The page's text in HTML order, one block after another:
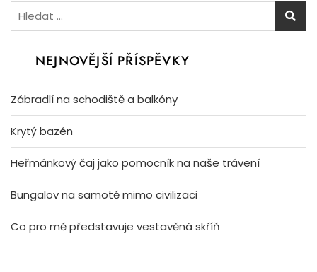
Vyhledávání
NEJNOVĚJŠÍ PŘÍSPĚVKY
Zábradlí na schodiště a balkóny
Krytý bazén
Heřmánkový čaj jako pomocník na naše trávení
Bungalov na samotě mimo civilizaci
Co pro mě představuje vestavěná skříň